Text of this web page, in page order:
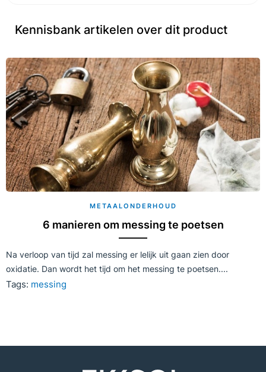
Kennisbank artikelen over dit product
METAALONDERHOUD
6 manieren om messing te poetsen
Na verloop van tijd zal messing er lelijk uit gaan zien door
oxidatie. Dan wordt het tijd om het messing te poetsen....
Tags: messing